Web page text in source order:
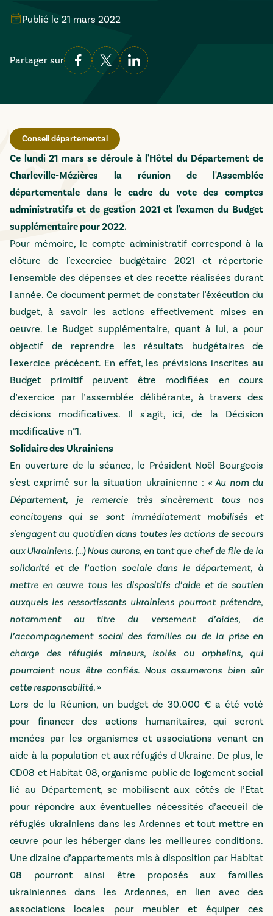
Publié le 21 mars 2022
Partager sur
Conseil départemental
Ce lundi 21 mars se déroule à l'Hôtel du Département de
Charleville-Mézières la réunion de l'Assemblée
départementale dans le cadre du vote des comptes
administratifs et de gestion 2021 et l'examen du Budget
supplémentaire pour 2022.
Pour mémoire, le compte administratif correspond à la
clôture de l'excercice budgétaire 2021 et répertorie
l'ensemble des dépenses et des recette réalisées durant
l'année. Ce document permet de constater l'éxécution du
budget, à savoir les actions effectivement mises en
oeuvre. Le Budget supplémentaire, quant à lui, a pour
objectif de reprendre les résultats budgétaires de
l'exercice précécent. En effet, les prévisions inscrites au
Budget primitif peuvent être modifiées en cours
d’exercice par l’assemblée délibérante, à travers des
décisions modificatives. Il s'agit, ici, de la Décision
modificative n°1.
Solidaire des Ukrainiens
En ouverture de la séance, le Président Noël Bourgeois
s'est exprimé sur la situation ukrainienne : « Au nom du
Département, je remercie très sincèrement tous nos
concitoyens qui se sont immédiatement mobilisés et
s'engagent au quotidien dans toutes les actions de secours
aux Ukrainiens. (...) Nous aurons, en tant que chef de file de la
solidarité et de l’action sociale dans le département, à
mettre en œuvre tous les dispositifs d’aide et de soutien
auxquels les ressortissants ukrainiens pourront prétendre,
notamment au titre du versement d’aides, de
l’accompagnement social des familles ou de la prise en
charge des réfugiés mineurs, isolés ou orphelins, qui
pourraient nous être confiés. Nous assumerons bien sûr
cette responsabilité. »
Lors de la Réunion, un budget de 30.000 € a été voté
pour financer des actions humanitaires, qui seront
menées par les organismes et associations venant en
aide à la population et aux réfugiés d'Ukraine. De plus, le
CD08 et Habitat 08, organisme public de logement social
lié au Département, se mobilisent aux côtés de l’Etat
pour répondre aux éventuelles nécessités d’accueil de
réfugiés ukrainiens dans les Ardennes et tout mettre en
œuvre pour les héberger dans les meilleures conditions.
Une dizaine d’appartements mis à disposition par Habitat
08 pourront ainsi être proposés aux familles
ukrainiennes dans les Ardennes, en lien avec des
associations locales pour meubler et équiper ces